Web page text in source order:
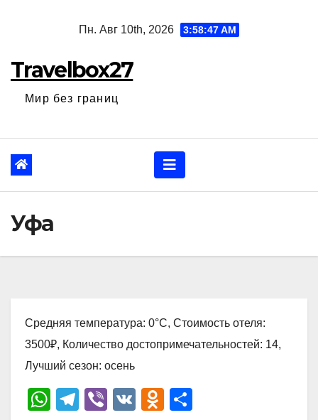
Пн. Авг 10th, 2026 3:58:48 AM
Travelbox27
Мир без границ
Уфа
Средняя температура: 0°C, Стоимость отеля:
3500₽, Количество достопримечательностей: 14,
Лучший сезон: осень
W
T
Vi
V
O